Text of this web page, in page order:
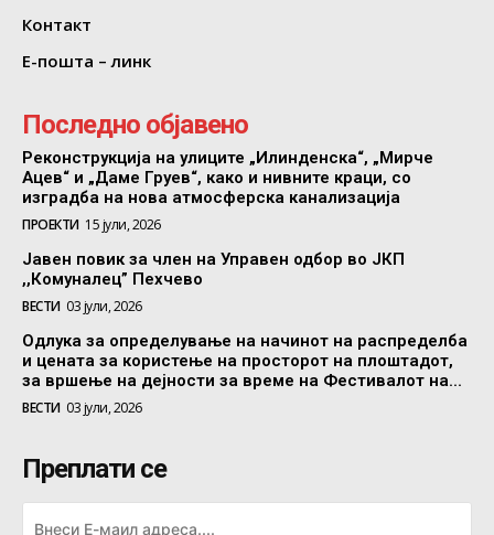
Контакт
Е-пошта – линк
Последно објавено
Реконструкција на улиците „Илинденска“, „Мирче
Ацев“ и „Даме Груев“, како и нивните краци, со
изградба на нова атмосферска канализација
ПРОЕКТИ 15 јули, 2026
Јавен повик за член на Управен одбор во ЈКП
,,Комуналец” Пехчево
ВЕСТИ 03 јули, 2026
Одлука за определување на начинот на распределба
и цената за користење на просторот на плоштадот,
за вршење на дејности за време на Фестивалот на...
ВЕСТИ 03 јули, 2026
Преплати се